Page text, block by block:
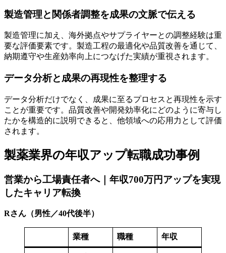
製造管理と関係者調整を成果の文脈で伝える
製造管理に加え、海外拠点やサプライヤーとの調整経験は重
要な評価要素です。製造工程の最適化や品質改善を通じて、
納期遵守や生産効率向上につなげた実績が重視されます。
データ分析と成果の再現性を整理する
データ分析だけでなく、成果に至るプロセスと再現性を示す
ことが重要です。品質改善や開発効率化にどのように寄与し
たかを構造的に説明できると、他領域への応用力として評価
されます。
製薬業界の年収アップ転職成功事例
営業から工場責任者へ｜年収700万円アップを実現
したキャリア転換
Rさん（男性／40代後半）
業種 職種 年収